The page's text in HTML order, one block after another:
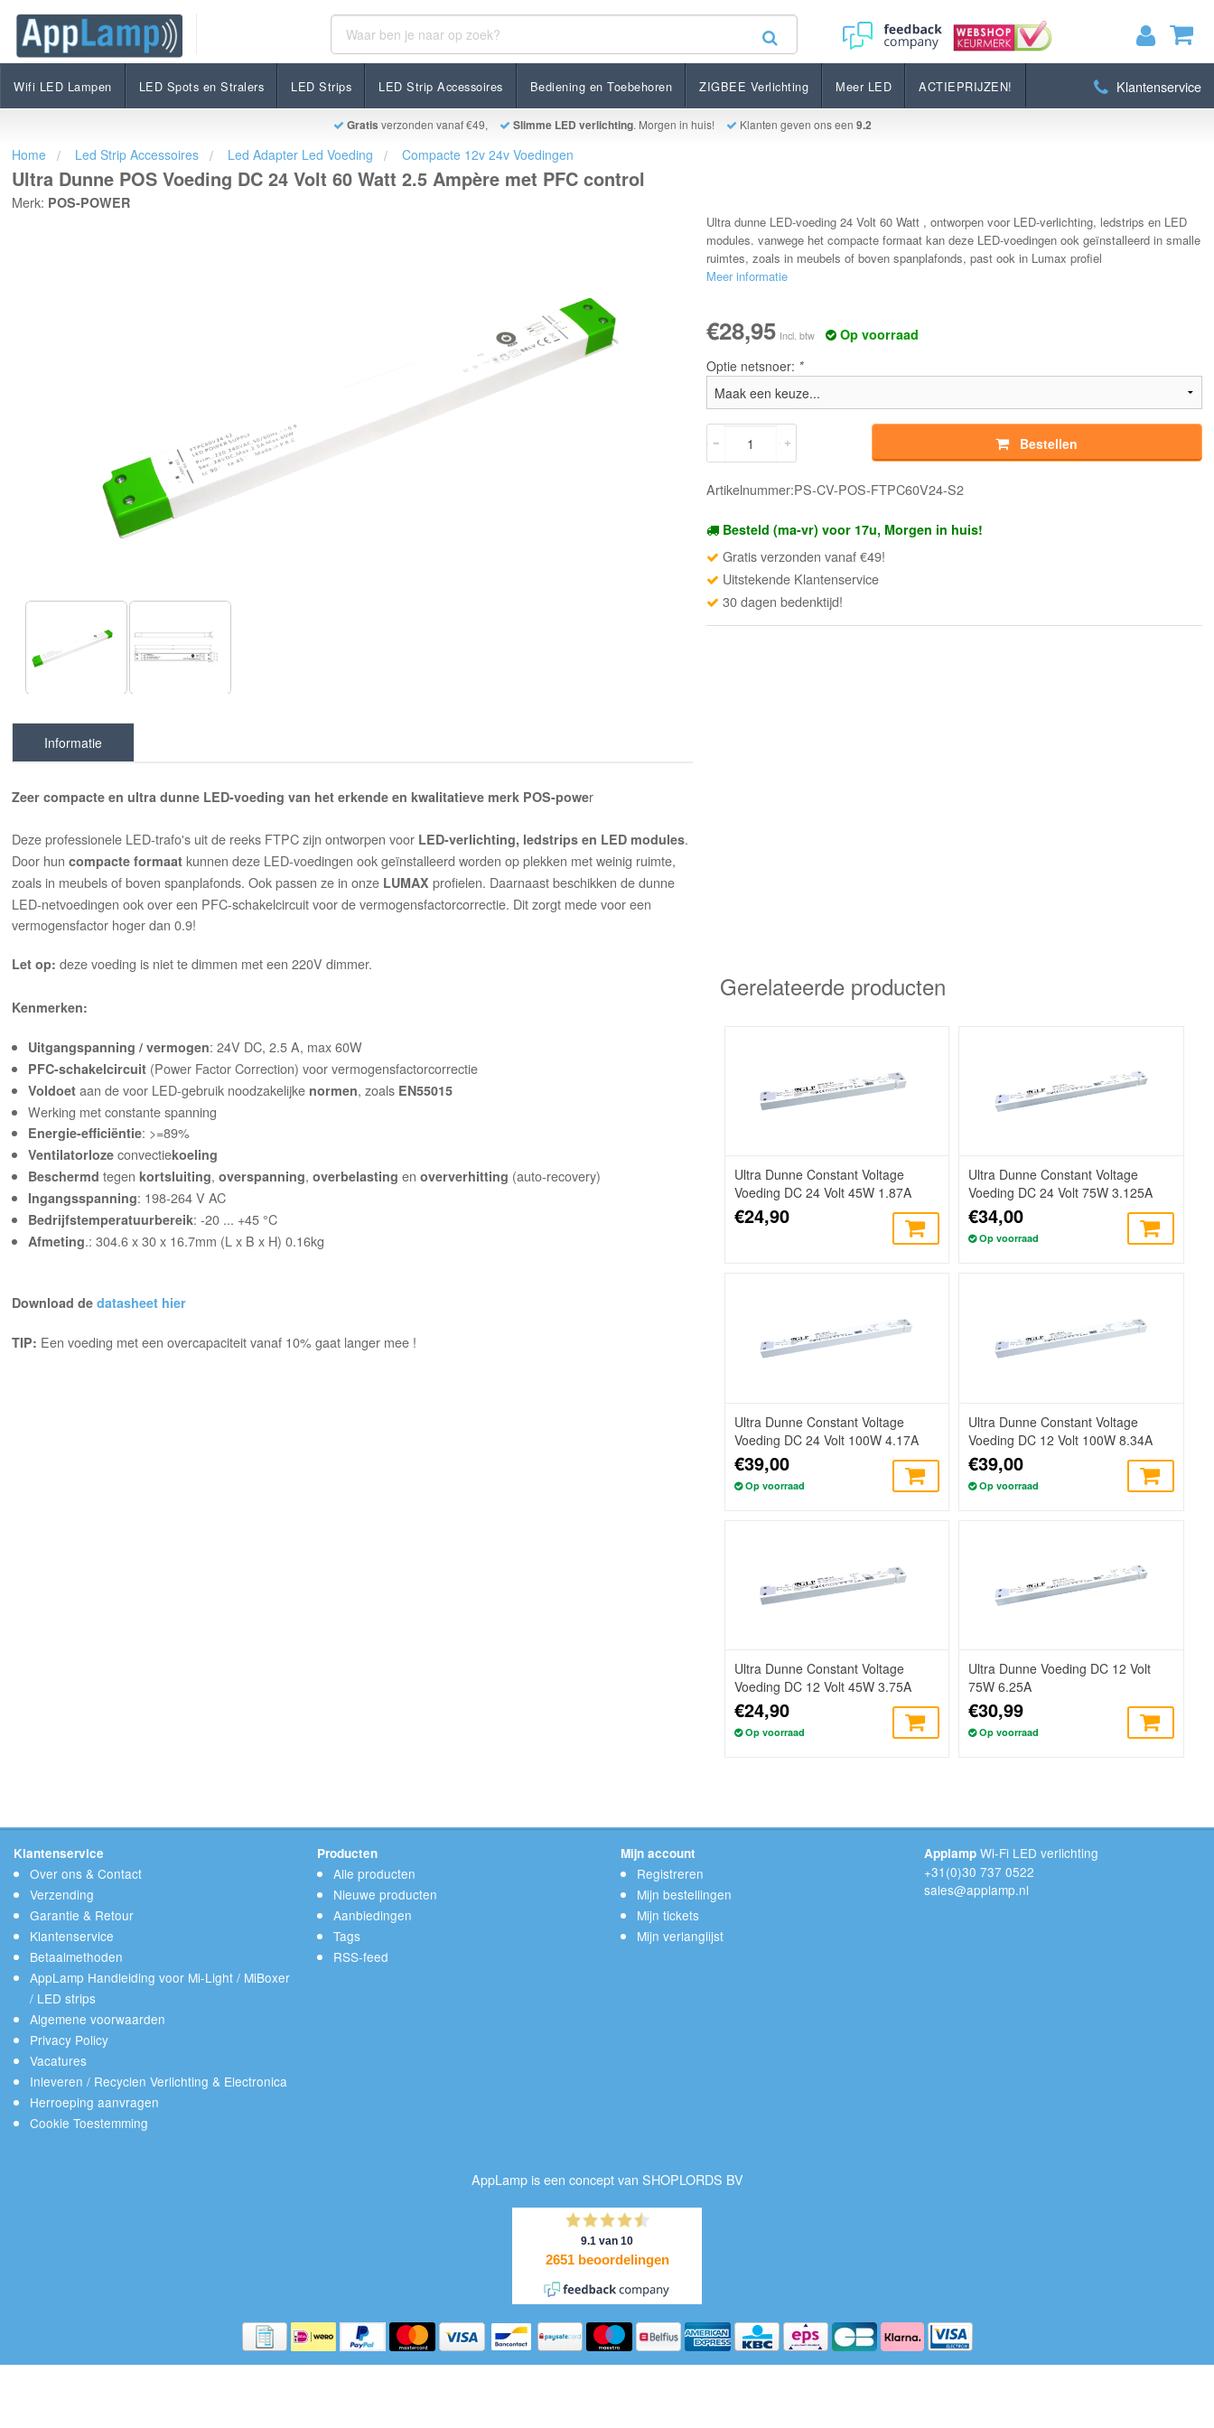
MIJN WINKELWAGEN
Wifi LED Lampen LED Spots en Stralers LED Strips LED Strip Accessoires Bediening en Toebehoren ZIGBEE Verlichting Meer LED ACTIEPRIJZEN! Klantenservice
Gratis verzonden vanaf €49, Slimme LED verlichting. Morgen in huis! Klanten geven ons een 9.2
Ultra Dunne POS Voeding DC 24 Volt 60 Watt 2.5 Ampère met PFC control
€28,95 Op voorraad
Bestellen
Home Led Strip Accessoires Led Adapter Led Voeding Compacte 12v 24v Voedingen
Ultra Dunne POS Voeding DC 24 Volt 60 Watt 2.5 Ampère met PFC control
Merk: POS-POWER
Ultra dunne LED-voeding 24 Volt 60 Watt , ontworpen voor LED-verlichting, ledstrips en LED
modules. vanwege het compacte formaat kan deze LED-voedingen ook geïnstalleerd in smalle
ruimtes, zoals in meubels of boven spanplafonds, past ook in Lumax profiel
Meer informatie
€28,95 Incl. btw
Op voorraad
Optie netsnoer: *
Bestellen
Artikelnummer:PS-CV-POS-FTPC60V24-S2
Besteld (ma-vr) voor 17u, Morgen in huis!
Gratis verzonden vanaf €49!
Uitstekende Klantenservice
30 dagen bedenktijd!
Informatie
Zeer compacte en ultra dunne LED-voedingvan het erkende en kwalitatieve merk POS-power
Deze professionele LED-trafo's uit de reeks FTPC zijn ontworpen voor LED-verlichting, ledstrips en LED modules.
Door huncompacte formaat kunnen deze LED-voedingen ook geïnstalleerd worden op plekken met weinig ruimte,
zoals in meubels of boven spanplafonds. Ook passen ze in onze LUMAX profielen. Daarnaast beschikken de dunne
LED-netvoedingen ook over een PFC-schakelcircuit voor de vermogensfactorcorrectie. Dit zorgt mede voor een
vermogensfactor hoger dan 0.9!
Let op: deze voeding is niet te dimmen met een 220V dimmer.
Kenmerken:
Uitgangspanning / vermogen: 24V DC, 2.5 A, max 60W
PFC-schakelcircuit (Power Factor Correction) voor vermogensfactorcorrectie
Voldoet aan de voor LED-gebruik noodzakelijke normen, zoals EN55015
Werking met constante spanning
Energie-efficiëntie: >=89%
Ventilatorloze convectiekoeling
Beschermd tegenkortsluiting,overspanning,overbelasting enoververhitting (auto-recovery)
Ingangsspanning: 198-264 V AC
Bedrijfstemperatuurbereik: -20 ... +45 °C
Afmeting.: 304.6 x 30 x 16.7mm (L x B x H) 0.16kg
Download dedatasheet hier
TIP: Een voeding met een overcapaciteit vanaf 10% gaat langer mee !
Gerelateerde producten
Ultra Dunne Constant Voltage
Voeding DC 24 Volt 45W 1.87A
€24,90
Ultra Dunne Constant Voltage
Voeding DC 24 Volt 75W 3.125A
€34,00
Op voorraad
Ultra Dunne Constant Voltage
Voeding DC 24 Volt 100W 4.17A
€39,00
Op voorraad
Ultra Dunne Constant Voltage
Voeding DC 12 Volt 100W 8.34A
€39,00
Op voorraad
Ultra Dunne Constant Voltage
Voeding DC 12 Volt 45W 3.75A
€24,90
Op voorraad
Ultra Dunne Voeding DC 12 Volt
75W 6.25A
€30,99
Op voorraad
Klantenservice
Over ons & Contact
Verzending
Garantie & Retour
Klantenservice
Betaalmethoden
AppLamp Handleiding voor Mi-Light / MiBoxer
/ LED strips
Algemene voorwaarden
Privacy Policy
Vacatures
Inleveren / Recyclen Verlichting & Electronica
Herroeping aanvragen
Cookie Toestemming
Producten
Alle producten
Nieuwe producten
Aanbiedingen
Tags
RSS-feed
Mijn account
Registreren
Mijn bestellingen
Mijn tickets
Mijn verlanglijst
Applamp Wi-Fi LED verlichting
+31(0)30 737 0522
sales@applamp.nl
AppLamp is een concept van SHOPLORDS BV